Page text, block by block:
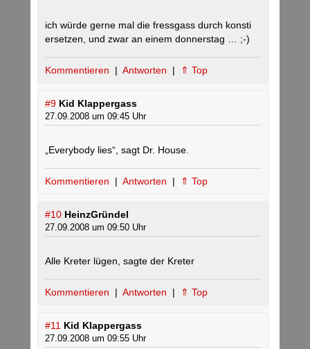
ich würde gerne mal die fressgass durch konsti
ersetzen, und zwar an einem donnerstag … ;-)
Kommentieren | Antworten | ⇑ Top
#9 Kid Klappergass
27.09.2008 um 09:45 Uhr
„Everybody lies“, sagt Dr. House.
Kommentieren | Antworten | ⇑ Top
#10 HeinzGründel
27.09.2008 um 09:50 Uhr
Alle Kreter lügen, sagte der Kreter
Kommentieren | Antworten | ⇑ Top
#11 Kid Klappergass
27.09.2008 um 09:55 Uhr